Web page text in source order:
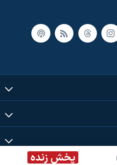
پخش زنده